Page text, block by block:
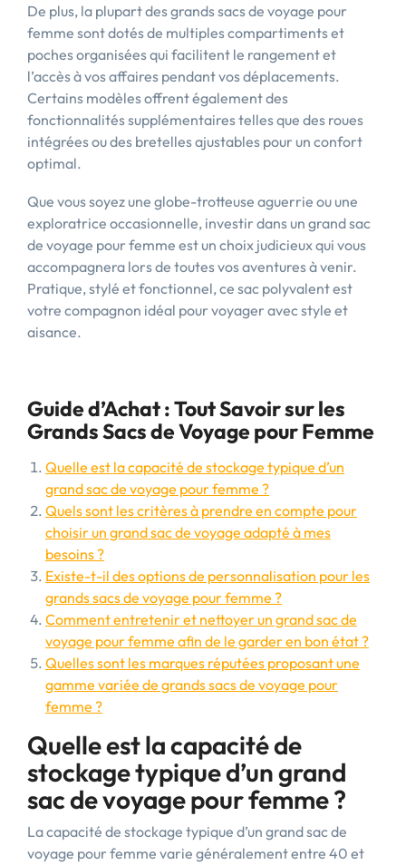
De plus, la plupart des grands sacs de voyage pour
femme sont dotés de multiples compartiments et
poches organisées qui facilitent le rangement et
l’accès à vos affaires pendant vos déplacements.
Certains modèles offrent également des
fonctionnalités supplémentaires telles que des roues
intégrées ou des bretelles ajustables pour un confort
optimal.
Que vous soyez une globe-trotteuse aguerrie ou une
exploratrice occasionnelle, investir dans un grand sac
de voyage pour femme est un choix judicieux qui vous
accompagnera lors de toutes vos aventures à venir.
Pratique, stylé et fonctionnel, ce sac polyvalent est
votre compagnon idéal pour voyager avec style et
aisance.
Guide d’Achat : Tout Savoir sur les
Grands Sacs de Voyage pour Femme
Quelle est la capacité de stockage typique d’un
grand sac de voyage pour femme ?
Quels sont les critères à prendre en compte pour
choisir un grand sac de voyage adapté à mes
besoins ?
Existe-t-il des options de personnalisation pour les
grands sacs de voyage pour femme ?
Comment entretenir et nettoyer un grand sac de
voyage pour femme afin de le garder en bon état ?
Quelles sont les marques réputées proposant une
gamme variée de grands sacs de voyage pour
femme ?
Quelle est la capacité de
stockage typique d’un grand
sac de voyage pour femme ?
La capacité de stockage typique d’un grand sac de
voyage pour femme varie généralement entre 40 et